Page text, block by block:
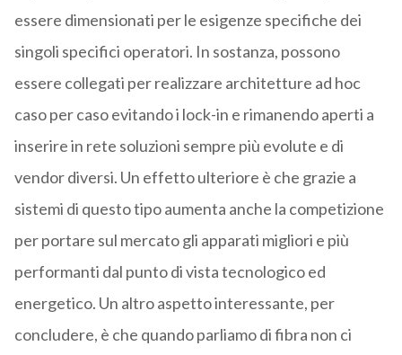
essere dimensionati per le esigenze specifiche dei
singoli specifici operatori. In sostanza, possono
essere collegati per realizzare architetture ad hoc
caso per caso evitando i lock-in e rimanendo aperti a
inserire in rete soluzioni sempre più evolute e di
vendor diversi. Un effetto ulteriore è che grazie a
sistemi di questo tipo aumenta anche la competizione
per portare sul mercato gli apparati migliori e più
performanti dal punto di vista tecnologico ed
energetico. Un altro aspetto interessante, per
concludere, è che quando parliamo di fibra non ci